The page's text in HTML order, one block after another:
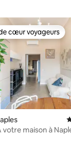
5, 166
cœur voyageurs
cœur voyageurs
ARMONIA votre maison à